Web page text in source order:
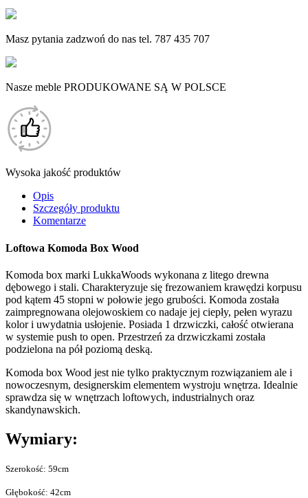
Masz pytania zadzwoń do nas tel. 787 435 707
Nasze meble PRODUKOWANE SĄ W POLSCE
Wysoka jakość produktów
Opis
Szczegóły produktu
Komentarze
Loftowa Komoda Box Wood
Komoda box marki LukkaWoods wykonana z litego drewna
dębowego i stali. Charakteryzuje się frezowaniem krawędzi korpusu
pod kątem 45 stopni w połowie jego grubości. Komoda została
zaimpregnowana olejowoskiem co nadaje jej ciepły, pełen wyrazu
kolor i uwydatnia usłojenie. Posiada 1 drzwiczki, całość otwierana
w systemie push to open. Przestrzeń za drzwiczkami została
podzielona na pół poziomą deską.
Komoda box Wood jest nie tylko praktycznym rozwiązaniem ale i
nowoczesnym, designerskim elementem wystroju wnętrza. Idealnie
sprawdza się w wnętrzach loftowych, industrialnych oraz
skandynawskich.
Wymiary:
Szerokość: 59cm
Głębokość: 42cm